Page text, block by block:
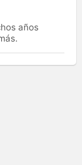
años